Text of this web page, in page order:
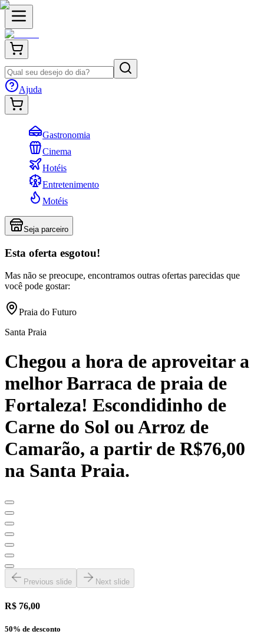
Ajuda
Gastronomia
Cinema
Hotéis
Entretenimento
Motéis
Seja parceiro
Esta oferta esgotou!
Mas não se preocupe, encontramos outras ofertas parecidas que
você pode gostar:
Praia do Futuro
Santa Praia
Chegou a hora de aproveitar a
melhor Barraca de praia de
Fortaleza! Escondidinho de
Carne do Sol ou Arroz de
Camarão, a partir de R$76,00
na Santa Praia.
Previous slide Next slide
R$ 76,00
50% de desconto